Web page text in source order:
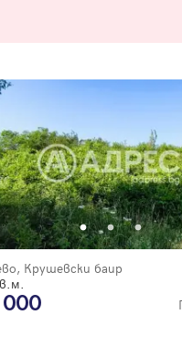
Крушевски баир